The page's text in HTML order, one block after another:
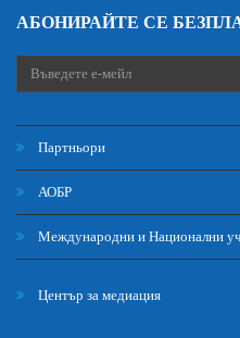
АБОНИРАЙТЕ СЕ
Партньори
АОБР
Международни и Национални
Център за медиация